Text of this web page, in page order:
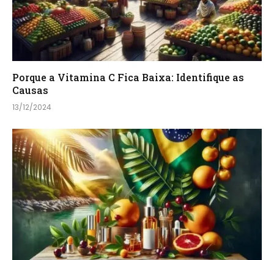
Porque a Vitamina C Fica Baixa: Identifique as
Causas
13/12/2024